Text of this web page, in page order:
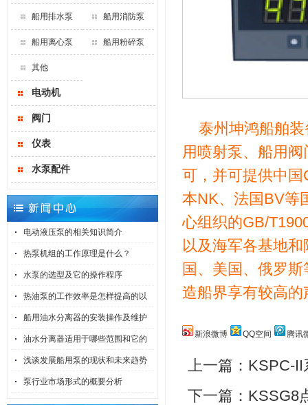
船用排水泵 船用消防泵
船用离心泵 船用粉碎泵
其他
电动机
阀门
仪表
水泵配件
电动液压泵的相关知识简介
热泵机组的工作原理是什么？
水泵的选型及它的操作程序
热油泵的工作效率是怎样提高的以
船用油水分离器的安装操作及维护
油水分离器适用于哪些范围和它的
浅谈发展船用泵的现状和未来趋势
泵行业市场形式的概要分析
泰州坤鸿船舶
用喷射泵、船用
可，并可提供中
本NK、法国BV等
心组织的GB/
以及海军各基地
国、美国、俄罗
造船界享有较高
新浪微博 QQ空间 腾讯
上一篇： KSPC-II
下一篇： KSSG8